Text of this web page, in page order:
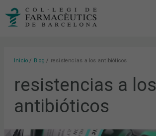
Inicio Blog resistencias a los antibióticos
resistencias a los
antibióticos